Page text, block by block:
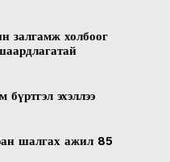
залгамж холбоог
эхэллээ
шалгах ажил 85